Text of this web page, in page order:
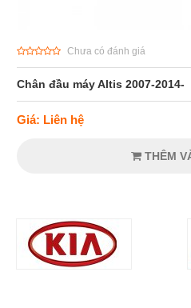
Chưa có đánh giá
Chân đầu máy Altis 2007-2014-
Giá: Liên hệ
THÊM